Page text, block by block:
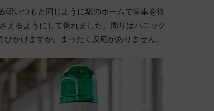
朝いつもと同じように駅のホームで電車を待
えるようにして倒れました。周りはパニック
かけますが、まったく反応がありません。